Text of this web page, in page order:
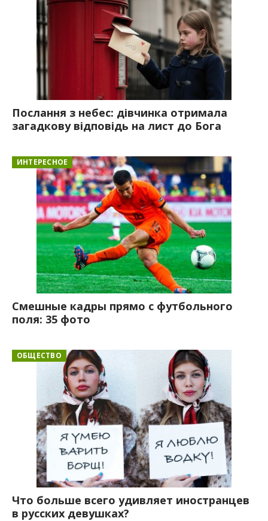
Послання з небес: дівчинка отримала
загадкову відповідь на лист до Бога
ИНТЕРЕСНОЕ
Смешные кадры прямо с футбольного
поля: 35 фото
ОБЩЕСТВО
Что больше всего удивляет иностранцев
в русских девушках?